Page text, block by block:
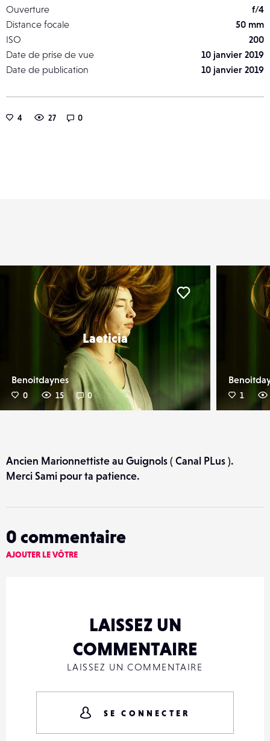
Ouverture
f/4
Distance focale
50 mm
ISO
200
Date de prise de vue
10 janvier 2019
Date de publication
10 janvier 2019
4 27 0
Laeticia
Benoitdaynes
0 15 0 1
Ancien Marionnettiste au Guignols ( Canal PLus ).
Merci Sami pour ta patience.
0 commentaire
AJOUTER LE VÔTRE
LAISSEZ UN
COMMENTAIRE
LAISSEZ UN COMMENTAIRE
SE CONNECTER